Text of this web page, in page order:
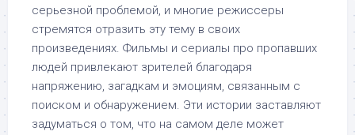
серьезной проблемой, и многие режиссеры
стремятся отразить эту тему в своих
произведениях. Фильмы и сериалы про пропавших
людей привлекают зрителей благодаря
напряжению, загадкам и эмоциям, связанным с
поиском и обнаружением. Эти истории заставляют
задуматься о том, что на самом деле может